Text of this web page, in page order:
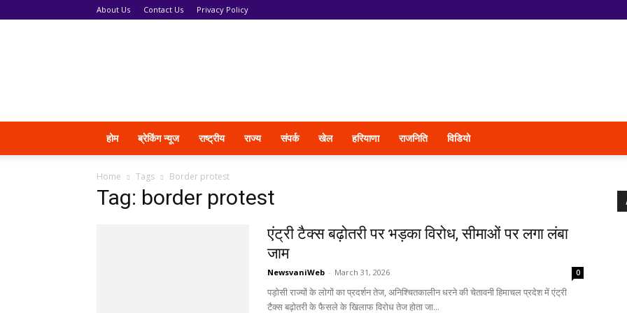
About Us Contact Us Privacy Policy
होम ब्रेकिंग न्यूज राष्ट्रीय राज्य संपर्क खेल हरियाणा राजनिति विडियो
Home Tags Border protest
Tag: border protest
एंट्री टैक्स बढ़ोतरी पर भड़का विरोध, सीमाओं पर लगा लंबा
जाम
NewsvaniWeb - March 31, 2026 0
पड़ोसी राज्यों के लोगों का प्रदर्शन तेज, अनिश्चितकालीन धरने की चेतावनी हिमाचल प्रदेश में एंट्री
टैक्स बढ़ोतरी के फैसले के खिलाफ विरोध तेज होता जा...